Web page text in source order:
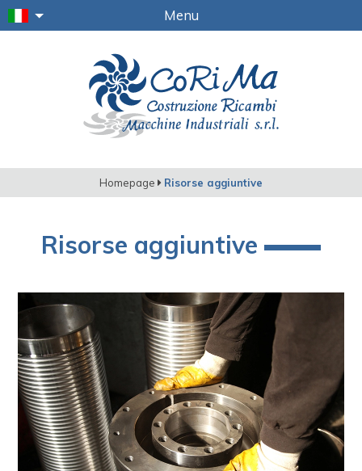
Menu
Homepage Risorse aggiuntive
Risorse aggiuntive